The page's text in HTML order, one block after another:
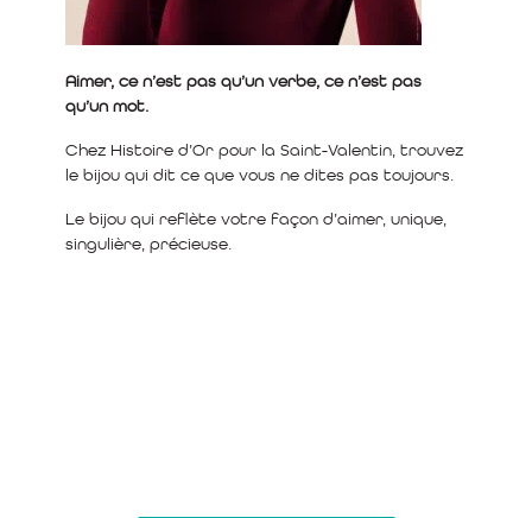
Aimer, ce n’est pas qu’un verbe, ce n’est pas
qu’un mot.
Chez Histoire d’Or pour la Saint-Valentin, trouvez
le bijou qui dit ce que vous ne dites pas toujours.
Le bijou qui reflète votre façon d’aimer, unique,
singulière, précieuse.